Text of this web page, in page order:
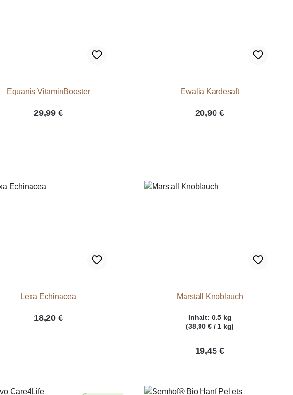
Equanis VitaminBooster
29,99 €
Ewalia Kardesaft
20,90 €
Lexa Echinacea
18,20 €
Marstall Knoblauch
Inhalt: 0.5 kg
(38,90 € / 1 kg)
19,45 €